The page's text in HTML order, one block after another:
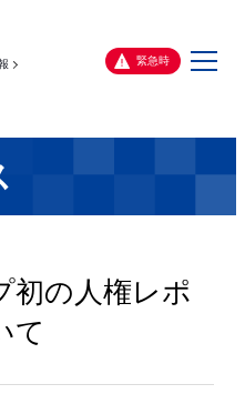
緊急時
メ
初の人権レポ
て